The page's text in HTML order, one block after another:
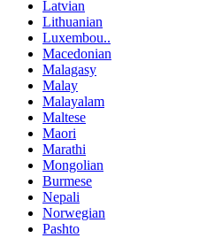
Latvian
Lithuanian
Luxembou..
Macedonian
Malagasy
Malay
Malayalam
Maltese
Maori
Marathi
Mongolian
Burmese
Nepali
Norwegian
Pashto